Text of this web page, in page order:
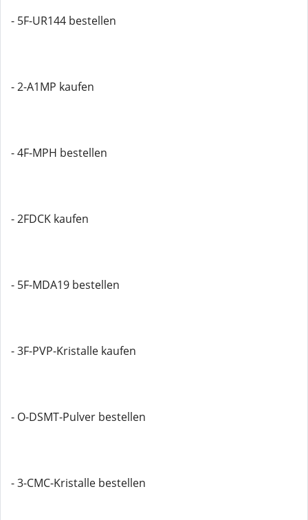
- 5F-UR144 bestellen
- 2-A1MP kaufen
- 4F-MPH bestellen
- 2FDCK kaufen
- 5F-MDA19 bestellen
- 3F-PVP-Kristalle kaufen
- O-DSMT-Pulver bestellen
- 3-CMC-Kristalle bestellen